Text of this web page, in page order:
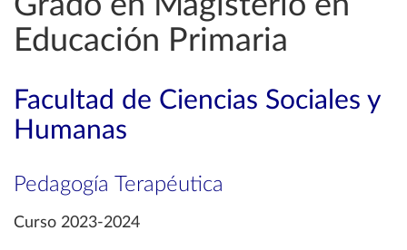
Educación Primaria
Facultad de Ciencias Sociales y
Humanas
Pedagogía Terapéutica
Curso 2023-2024